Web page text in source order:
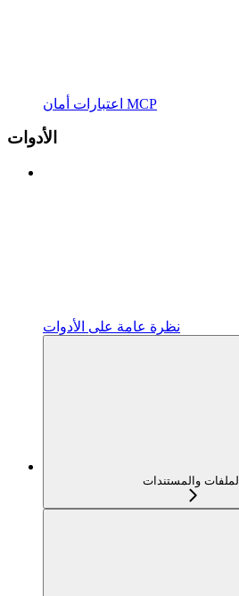
اعتبارات أمان MCP
الأدوات
نظرة عامة على الأدوات
الملفات والمستندات